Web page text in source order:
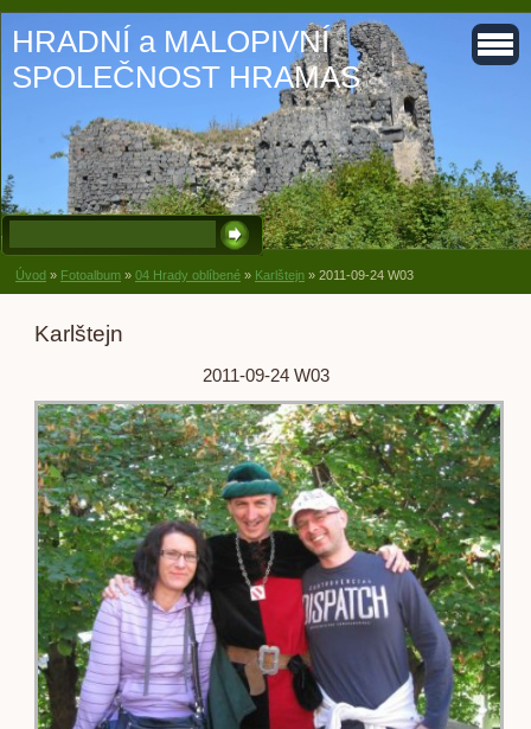
HRADNÍ a MALOPIVNÍ
SPOLEČNOST HRAMAS
Úvod » Fotoalbum » 04 Hrady oblíbené » Karlštejn » 2011-09-24 W03
Karlštejn
2011-09-24 W03